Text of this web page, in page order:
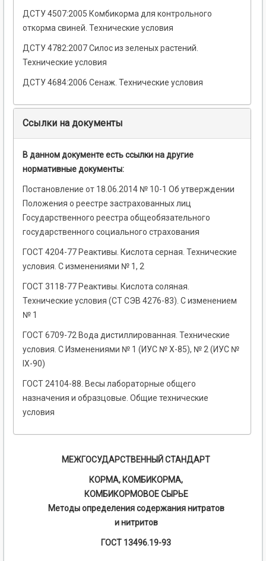
ДСТУ 4507:2005 Комбикорма для контрольного
откорма свиней. Технические условия
ДСТУ 4782:2007 Силос из зеленых растений.
Технические условия
ДСТУ 4684:2006 Сенаж. Технические условия
Ссылки на документы
В данном документе есть ссылки на другие
нормативные документы:
Постановление от 18.06.2014 № 10-1 Об утверждении
Положения о реестре застрахованных лиц
Государственного реестра общеобязательного
государственного социального страхования
ГОСТ 4204-77 Реактивы. Кислота серная. Технические
условия. С изменениями № 1, 2
ГОСТ 3118-77 Реактивы. Кислота соляная.
Технические условия (СТ СЭВ 4276-83). С изменением
№ 1
ГОСТ 6709-72 Вода дистиллированная. Технические
условия. С Изменениями № 1 (ИУС № Х-85), № 2 (ИУС №
IХ-90)
ГОСТ 24104-88. Весы лабораторные общего
назначения и образцовые. Общие технические
условия
МЕЖГОСУДАРСТВЕННЫЙ СТАНДАРТ
КОРМА, КОМБИКОРМА,
КОМБИКОРМОВОЕ СЫРЬЕ
Методы определения содержания нитратов
и нитритов
ГОСТ 13496.19-93